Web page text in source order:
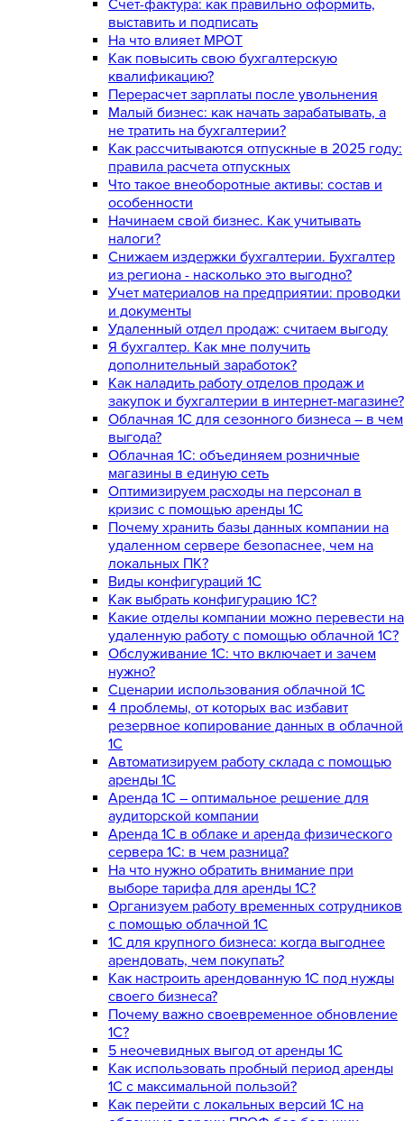
Счет-фактура: как правильно оформить,
выставить и подписать
На что влияет МРОТ
Как повысить свою бухгалтерскую
квалификацию?
Перерасчет зарплаты после увольнения
Малый бизнес: как начать зарабатывать, а
не тратить на бухгалтерии?
Как рассчитываются отпускные в 2025 году:
правила расчета отпускных
Что такое внеоборотные активы: состав и
особенности
Начинаем свой бизнес. Как учитывать
налоги?
Снижаем издержки бухгалтерии. Бухгалтер
из региона - насколько это выгодно?
Учет материалов на предприятии: проводки
и документы
Удаленный отдел продаж: считаем выгоду
Я бухгалтер. Как мне получить
дополнительный заработок?
Как наладить работу отделов продаж и
закупок и бухгалтерии в интернет-магазине?
Облачная 1С для сезонного бизнеса – в чем
выгода?
Облачная 1С: объединяем розничные
магазины в единую сеть
Оптимизируем расходы на персонал в
кризис с помощью аренды 1С
Почему хранить базы данных компании на
удаленном сервере безопаснее, чем на
локальных ПК?
Виды конфигураций 1С
Как выбрать конфигурацию 1С?
Какие отделы компании можно перевести на
удаленную работу с помощью облачной 1С?
Обслуживание 1С: что включает и зачем
нужно?
Сценарии использования облачной 1С
4 проблемы, от которых вас избавит
резервное копирование данных в облачной
1С
Автоматизируем работу склада с помощью
аренды 1С
Аренда 1С – оптимальное решение для
аудиторской компании
Аренда 1С в облаке и аренда физического
сервера 1С: в чем разница?
На что нужно обратить внимание при
выборе тарифа для аренды 1С?
Организуем работу временных сотрудников
с помощью облачной 1С
1С для крупного бизнеса: когда выгоднее
арендовать, чем покупать?
Как настроить арендованную 1С под нужды
своего бизнеса?
Почему важно своевременное обновление
1С?
5 неочевидных выгод от аренды 1С
Как использовать пробный период аренды
1С с максимальной пользой?
Как перейти с локальных версий 1С на